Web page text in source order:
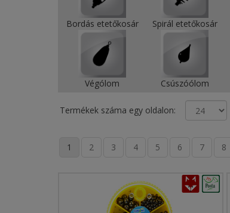
Bordás etetőkosár Spirál etetőkosár
Végólom Csúszóólom
Termékek száma egy oldalon:
1 2 3 4 5 6 7 8